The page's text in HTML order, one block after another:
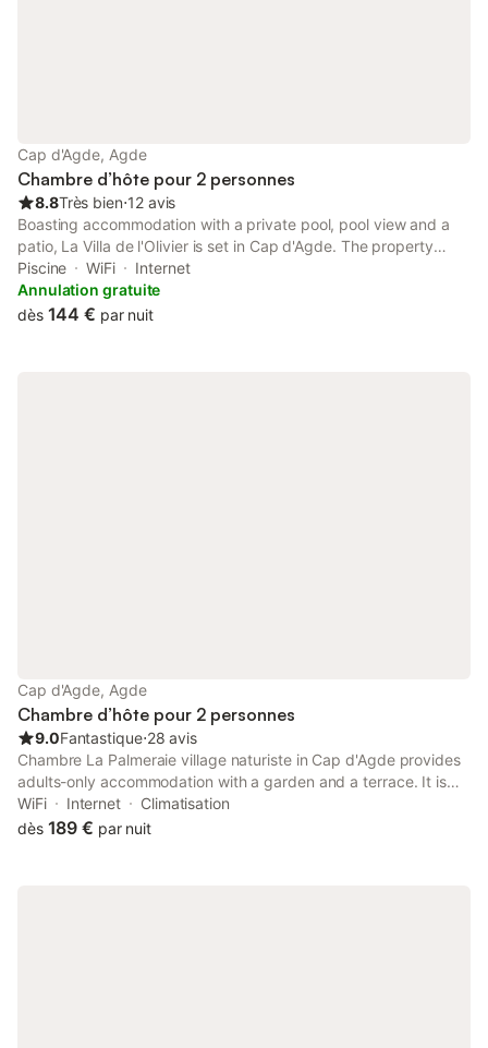
Cap d'Agde, Agde
Chambre d’hôte pour 2 personnes
8.8Très bien⋅12 avis
Boasting accommodation with a private pool, pool view and a
patio, La Villa de l'Olivier is set in Cap d'Agde. The property
features garden and quiet street views, and is 1.9 km from
Roquille.
Piscine WiFi
Internet
Annulation gratuite
dès 144 € par nuit
Cap d'Agde, Agde
Chambre d’hôte pour 2 personnes
9.0Fantastique⋅28 avis
Chambre La Palmeraie village naturiste in Cap d'Agde provides
adults-only accommodation with a garden and a terrace. It is
located 1.6 km from Roquille and provides bicycle parking. The
property is situated in the Naturist Village district.
WiFi Internet
Climatisation
dès 189 € par nuit